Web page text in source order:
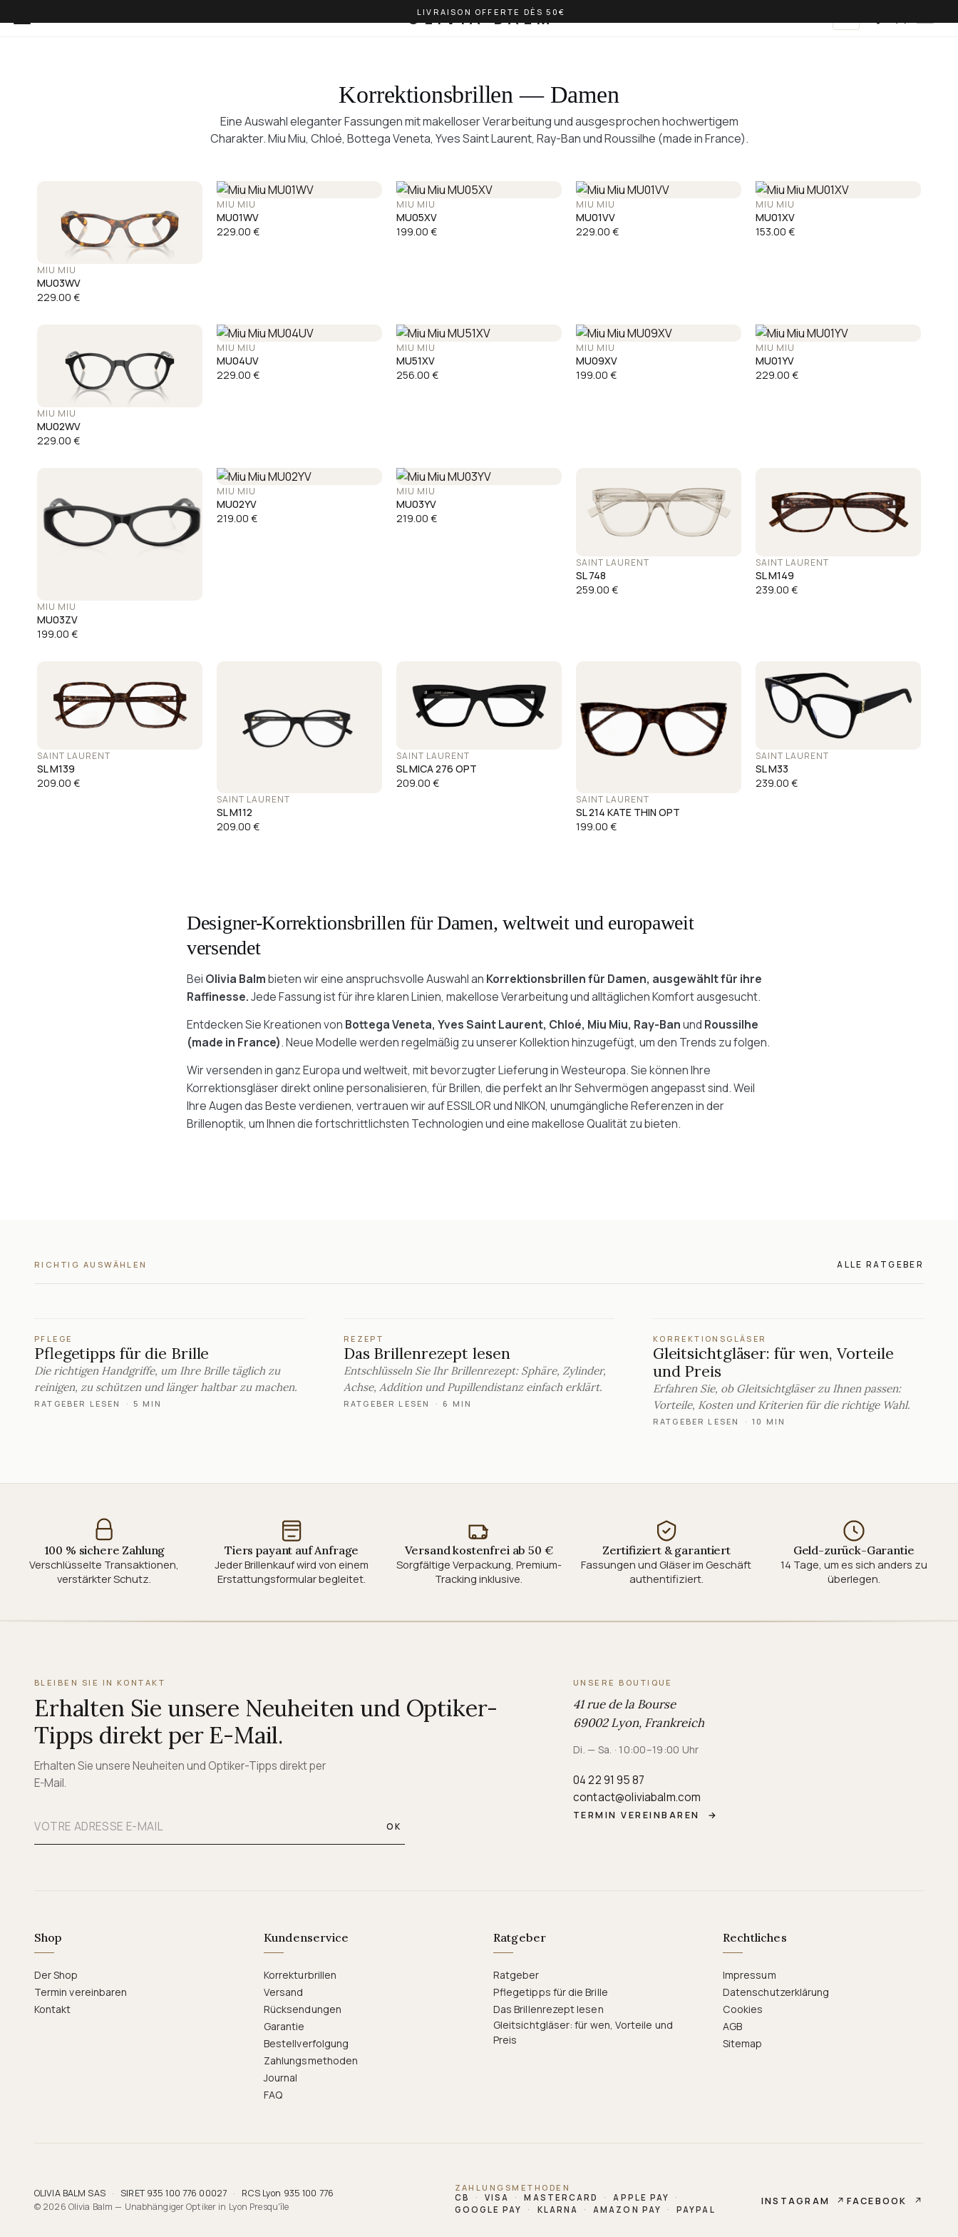
LIVRAISON OFFERTE DÈS 50€
OLIVIA BALM
Korrektionsbrillen — Damen
Eine Auswahl eleganter Fassungen mit makelloser Verarbeitung und ausgesprochen hochwertigem
Charakter. Miu Miu, Chloé, Bottega Veneta, Yves Saint Laurent, Ray-Ban und Roussilhe (made in France).
MIU MIU
MU03WV
229.00 €
MIU MIU
MU01WV
229.00 €
MIU MIU
MU05XV
199.00 €
MIU MIU
MU01VV
229.00 €
MIU MIU
MU01XV
153.00 €
MIU MIU
MU02WV
229.00 €
MIU MIU
MU04UV
229.00 €
MIU MIU
MU51XV
256.00 €
MIU MIU
MU09XV
199.00 €
MIU MIU
MU01YV
229.00 €
MIU MIU
MU03ZV
199.00 €
MIU MIU
MU02YV
219.00 €
MIU MIU
MU03YV
219.00 €
SAINT LAURENT
SL 748
259.00 €
SAINT LAURENT
SL M149
239.00 €
SAINT LAURENT
SL M139
209.00 €
SAINT LAURENT
SL M112
209.00 €
SAINT LAURENT
SL MICA 276 OPT
209.00 €
SAINT LAURENT
SL 214 KATE THIN OPT
199.00 €
SAINT LAURENT
SL M33
239.00 €
Designer-Korrektionsbrillen für Damen, weltweit und europaweit
versendet
Bei Olivia Balmbieten wir eine anspruchsvolle Auswahl an Korrektionsbrillen für Damen, ausgewählt für ihre
Raffinesse.Jede Fassung ist für ihre klaren Linien, makellose Verarbeitung und alltäglichen Komfort ausgesucht.
Entdecken Sie Kreationen von Bottega Veneta, Yves Saint Laurent, Chloé, Miu Miu, Ray-Banund Roussilhe
(made in France). Neue Modelle werden regelmäßig zu unserer Kollektion hinzugefügt, um den Trends zu folgen.
Wir versenden in ganz Europa und weltweit, mit bevorzugter Lieferung in Westeuropa. Sie können Ihre
Korrektionsgläser direkt online personalisieren, für Brillen, die perfekt an Ihr Sehvermögen angepasst sind. Weil
Ihre Augen das Beste verdienen, vertrauen wir auf ESSILOR und NIKON, unumgängliche Referenzen in der
Brillenoptik, um Ihnen die fortschrittlichsten Technologien und eine makellose Qualität zu bieten.
RICHTIG AUSWÄHLEN ALLE RATGEBER
PFLEGE
Pflegetipps für die Brille
Die richtigen Handgriffe, um Ihre Brille täglich zu
reinigen, zu schützen und länger haltbar zu machen.
RATGEBER LESEN · 5 MIN
REZEPT
Das Brillenrezept lesen
Entschlüsseln Sie Ihr Brillenrezept: Sphäre, Zylinder,
Achse, Addition und Pupillendistanz einfach erklärt.
RATGEBER LESEN · 6 MIN
KORREKTIONSGLÄSER
Gleitsichtgläser: für wen, Vorteile
und Preis
Erfahren Sie, ob Gleitsichtgläser zu Ihnen passen:
Vorteile, Kosten und Kriterien für die richtige Wahl.
RATGEBER LESEN · 10 MIN
100 % sichere Zahlung
Verschlüsselte Transaktionen,
verstärkter Schutz.
Tiers payant auf Anfrage
Jeder Brillenkauf wird von einem
Erstattungsformular begleitet.
Versand kostenfrei ab 50 €
Sorgfältige Verpackung, Premium-
Tracking inklusive.
Zertifiziert & garantiert
Fassungen und Gläser im Geschäft
authentifiziert.
Geld-zurück-Garantie
14 Tage, um es sich anders zu
überlegen.
BLEIBEN SIE IN KONTAKT
Erhalten Sie unsere Neuheiten und Optiker-
Tipps direkt per E-Mail.
Erhalten Sie unsere Neuheiten und Optiker-Tipps direkt per
E-Mail.
OK
UNSERE BOUTIQUE
41 rue de la Bourse
69002 Lyon, Frankreich
Di. — Sa. · 10:00–19:00 Uhr
04 22 91 95 87
contact@oliviabalm.com
TERMIN VEREINBAREN →
Shop
Der Shop
Termin vereinbaren
Kontakt
Kundenservice
Korrekturbrillen
Versand
Rücksendungen
Garantie
Bestellverfolgung
Zahlungsmethoden
Journal
FAQ
Ratgeber
Ratgeber
Pflegetipps für die Brille
Das Brillenrezept lesen
Gleitsichtgläser: für wen, Vorteile und
Preis
Rechtliches
Impressum
Datenschutzerklärung
Cookies
AGB
Sitemap
OLIVIA BALM SAS · SIRET 935 100 776 00027 ·
RCS Lyon 935 100 776
© 2026 Olivia Balm — Unabhängiger Optiker in Lyon Presqu'île
ZAHLUNGSMETHODEN
CB
· VISA · MASTERCARD · APPLE PAY
·
GOOGLE PAY
· KLARNA · AMAZON PAY · PAYPAL
INSTAGRAM ↗ FACEBOOK ↗